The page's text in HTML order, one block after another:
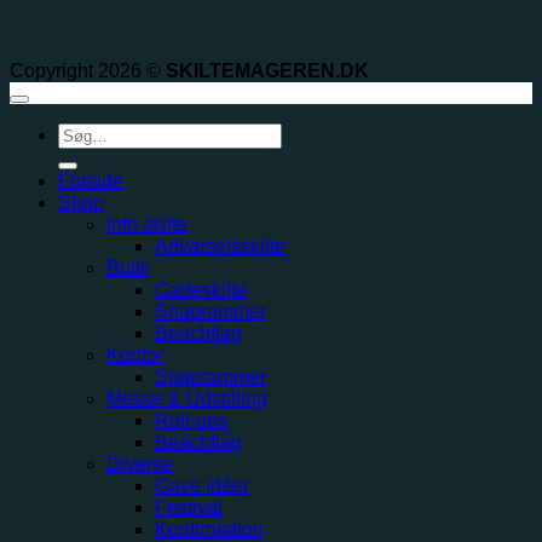
Copyright 2026 © SKILTEMAGEREN.DK
Søg
efter:
Forside
Shop
Info skilte
Advarselsskilte
Butik
Gadeskilte
Snaprammer
Beachflag
Kontor
Snaprammer
Messe & Udstilling
Roll-ups
Beachflag
Diverse
Gave idéer
Festival
Konfirmation